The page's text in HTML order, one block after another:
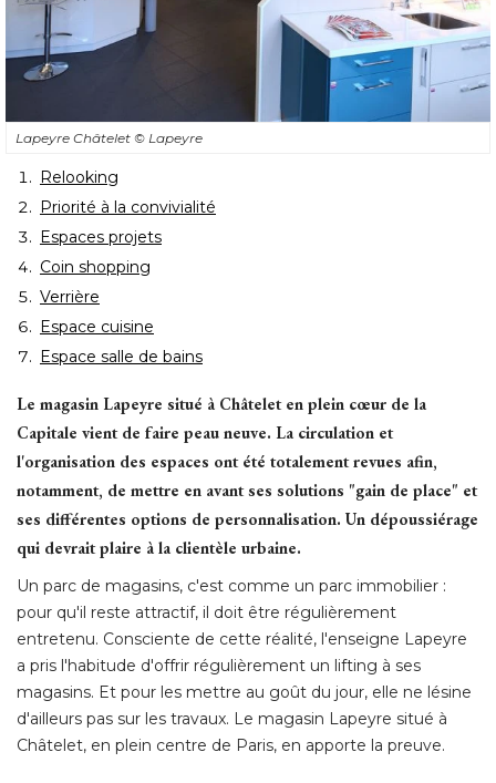
Lapeyre Châtelet © Lapeyre
Relooking
Priorité à la convivialité
Espaces projets
Coin shopping
Verrière
Espace cuisine
Espace salle de bains
Le magasin Lapeyre situé à Châtelet en plein cœur de la
Capitale vient de faire peau neuve. La circulation et
l'organisation des espaces ont été totalement revues afin,
notamment, de mettre en avant ses solutions "gain de place" et
ses différentes options de personnalisation. Un dépoussiérage
qui devrait plaire à la clientèle urbaine.
Un parc de magasins, c'est comme un parc immobilier :
pour qu'il reste attractif, il doit être régulièrement
entretenu. Consciente de cette réalité, l'enseigne Lapeyre
a pris l'habitude d'offrir régulièrement un lifting à ses
magasins. Et pour les mettre au goût du jour, elle ne lésine
d'ailleurs pas sur les travaux. Le magasin Lapeyre situé à
Châtelet, en plein centre de Paris, en apporte la preuve.